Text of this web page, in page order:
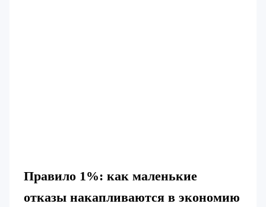
Правило 1%: как маленькие
отказы накапливаются в экономию